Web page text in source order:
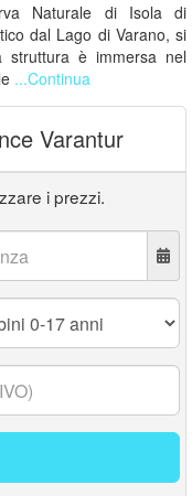
Naturale di Isola di
dal Lago di Varano, si
struttura è immersa nel
...Continua
Varantur
i prezzi.